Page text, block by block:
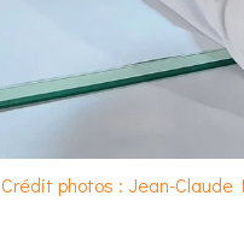
Crédit photos : Jean-Claude